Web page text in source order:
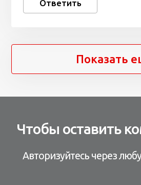
Ответить
Показать
Чтобы оставить
Авторизуйтесь через